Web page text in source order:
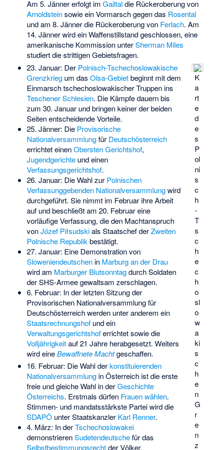
Am 5. Jänner erfolgt im Gailtaldie Rückeroberung von
Arnoldsteinsowie ein Vormarsch gegen das Rosental
und am 8. Jänner die Rückeroberung von Ferlach. Am
14. Jänner wird ein Waffenstillstand geschlossen, eine
amerikanische Kommission unterSherman Miles
studiert die strittigen Gebietsfragen.
K
a
rt
e
d
e
s
P
ol
ni
s
c
h
-
T
s
c
h
e
c
h
o
sl
o
w
a
ki
s
c
h
e
n
G
r
e
n
z
23. Januar: Der Polnisch-Tschechoslowakische
Grenzkriegum das Olsa-Gebietbeginnt mit dem
Einmarsch tschechoslowakischer Truppen ins
Teschener Schlesien. Die Kämpfe dauern bis
zum 30. Januar und bringen keiner der beiden
Seiten entscheidende Vorteile.
25. Jänner: Die Provisorische
Nationalversammlungfür Deutschösterreich
errichtet einenObersten Gerichtshof,
Jugendgerichteund einen
Verfassungsgerichtshof.
26. Januar: Die Wahl zur Polnischen
Verfassunggebenden Nationalversammlungwird
durchgeführt. Sie nimmt im Februar ihre Arbeit
auf und beschließt am 20. Februar eine
vorläufige Verfassung, die den Machtanspruch
vonJózef Piłsudskials Staatschef derZweiten
Polnische Republik bestätigt.
27. Januar: Eine Demonstration von
Sloweniendeutschenin Marburg an der Drau
wird am Marburger Blutsonntagdurch Soldaten
derSHS-Armeegewaltsam zerschlagen.
6. Februar: In der letzten Sitzung der
Provisorischen Nationalversammlung für
Deutschösterreich werden unter anderem ein
Staatsrechnungshofund ein
Verwaltungsgerichtshoferrichtet sowie die
Volljährigkeitauf 21 Jahre herabgesetzt. Weiters
wird eineBewaffnete Machtgeschaffen.
16. Februar: Die Wahl derkonstituierenden
Nationalversammlungin Österreich ist die erste
freie und gleiche Wahl in derGeschichte
Österreichs. Erstmals dürfen Frauen wählen.
Stimmen- und mandatsstärkste Partei wird die
SDAPÖunter Staatskanzler Karl Renner.
4. März: In derTschechoslowakei
demonstrierenSudetendeutschefür das
Selbstbestimmungsrechtder Völker.